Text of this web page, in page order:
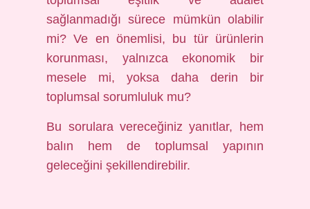
sağlanmadığı sürece mümkün olabilir
mi? Ve en önemlisi, bu tür ürünlerin
korunması, yalnızca ekonomik bir
mesele mi, yoksa daha derin bir
toplumsal sorumluluk mu?
Bu sorulara vereceğiniz yanıtlar, hem
balın hem de toplumsal yapının
geleceğini şekillendirebilir.